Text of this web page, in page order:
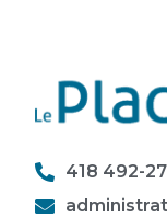
418 492-